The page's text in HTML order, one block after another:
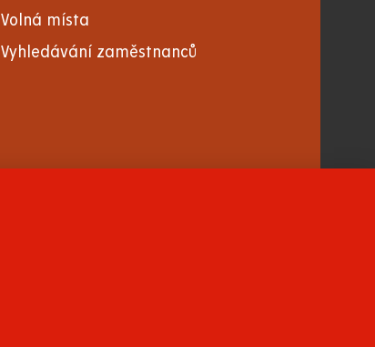
Volná místa
Vyhledávání zaměstnanců